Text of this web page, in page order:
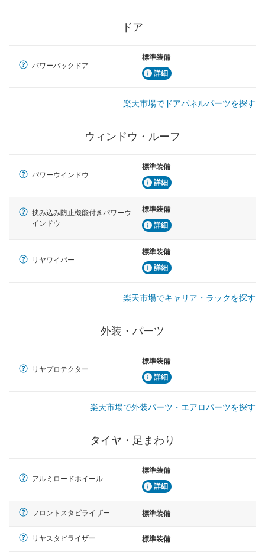
ドア
パワーバックドア
標準装備
詳細
楽天市場でドアパネルパーツを探す
ウィンドウ・ルーフ
パワーウインドウ
標準装備
詳細
挟み込み防止機能付きパワーウ
インドウ
標準装備
詳細
リヤワイパー
標準装備
詳細
楽天市場でキャリア・ラックを探す
外装・パーツ
リヤプロテクター
標準装備
詳細
楽天市場で外装パーツ・エアロパーツを探す
タイヤ・足まわり
アルミロードホイール
標準装備
詳細
フロントスタビライザー 標準装備
リヤスタビライザー 標準装備